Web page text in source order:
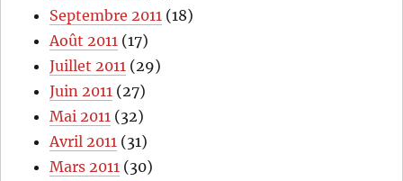
Septembre 2011 (18)
Août 2011 (17)
Juillet 2011 (29)
Juin 2011 (27)
Mai 2011 (32)
Avril 2011 (31)
Mars 2011 (30)